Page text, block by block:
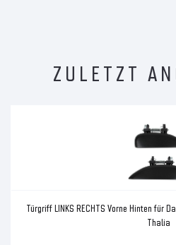
ZULETZT
Türgriff LINKS RECHTS Vorne Hinten für
Thalia